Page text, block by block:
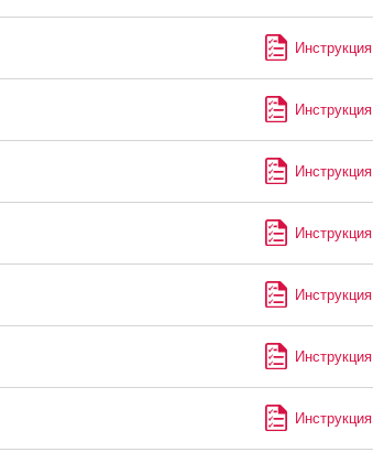
Инструкция
Инструкция
Инструкция
Инструкция
Инструкция
Инструкция
Инструкция